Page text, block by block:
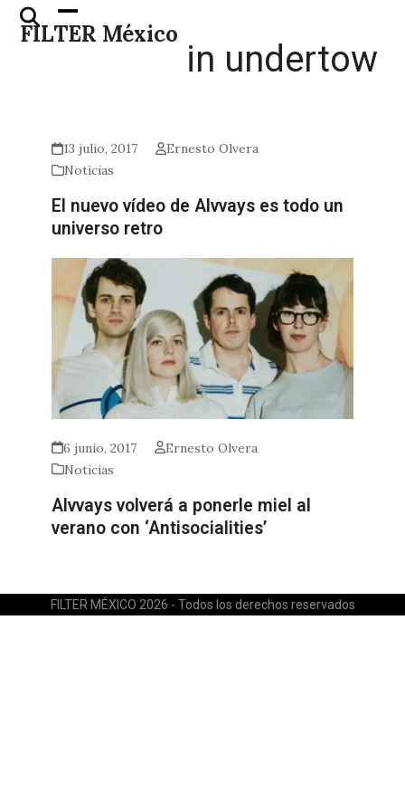
Skip
FILTER México
Open
mobile
Close
mobile
in undertow
13 julio, 2017
Ernesto Olvera
Noticias
El nuevo vídeo de Alvvays es todo un
universo retro
6 junio, 2017
Ernesto Olvera
Noticias
Alvvays volverá a ponerle miel al
verano con ‘Antisocialities’
FILTER MÉXICO 2026 - Todos los derechos reservados